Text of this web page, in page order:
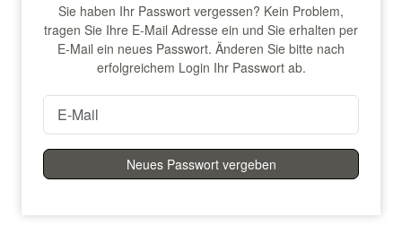
Sie haben Ihr Passwort vergessen? Kein Problem,
tragen Sie Ihre E-Mail Adresse ein und Sie erhalten per
E-Mail ein neues Passwort. Änderen Sie bitte nach
erfolgreichem Login Ihr Passwort ab.
Neues Passwort vergeben